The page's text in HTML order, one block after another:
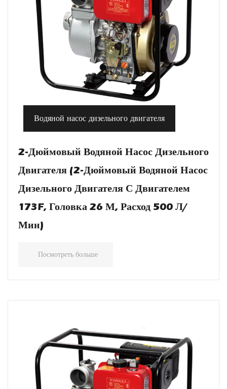
Водяной насос дизельного двигателя
2-Дюймовый Водяной Насос Дизельного
Двигателя (2-Дюймовый Водяной Насос
Дизельного Двигателя С Двигателем
173F, Головка 26 М, Расход 500 Л/
Мин)
Посмотреть больше